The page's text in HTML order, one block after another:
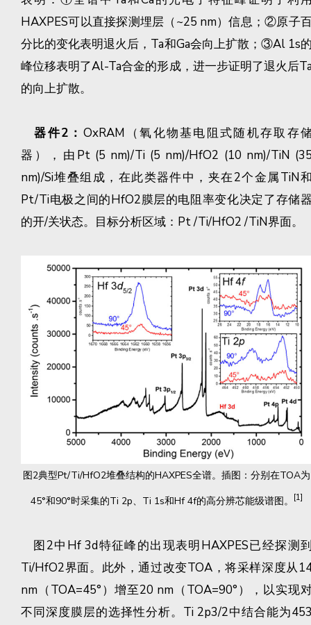
HAXPES可以直接探测埋层（~25 nm）信息；②原子
分比的变化表明退火后，Ta和Ga会向上扩散；③Al 1s
峰位移表明了Al-Ta合金的形成，进一步证明了退火后
的向上扩散。
器件2： OxRAM（氧化物基电阻式随机存取存
器），由Pt (5 nm)/Ti (5 nm)/HfO2 (10 nm)/TiN
nm)/Si堆叠组成，在此类器件中，夹在2个金属TiN
Pt/Ti电极之间的HfO2膜层的电阻率变化决定了存储
的开/关状态。目标分析区域：Pt /Ti/HfO2 /TiN界面。
图2典型Pt/Ti/HfO2堆叠结构的HAXPES全谱。插图：分别在TOA为
45°和90°时采集的Ti 2p、Ti 1s和Hf 4f的高分辨芯能级谱图。
[1]
图2中Hf 3d特征峰的出现表明HAXPES已经探测
Ti/HfO2界面。此外，通过改变TOA，将采样深度从
nm（TOA=45°）增至20 nm（TOA=90°），以实现
不同深度膜层的选择性分析。Ti 2p3/2中结合能为